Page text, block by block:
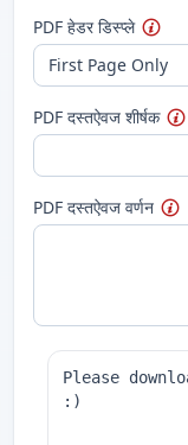
PDF हेडर डिस्प्ले
PDF दस्तऐवज शीर्षक
PDF दस्तऐवज वर्णन